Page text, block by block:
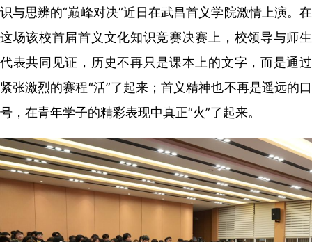
识与思辨的“巅峰对决”近日在武昌首义学院激情上演。在
这场该校首届首义文化知识竞赛决赛上，校领导与师生
代表共同见证，历史不再只是课本上的文字，而是通过
紧张激烈的赛程“活”了起来；首义精神也不再是遥远的口
号，在青年学子的精彩表现中真正“火”了起来。